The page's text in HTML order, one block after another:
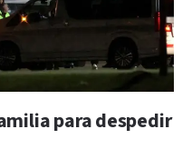
para despedir